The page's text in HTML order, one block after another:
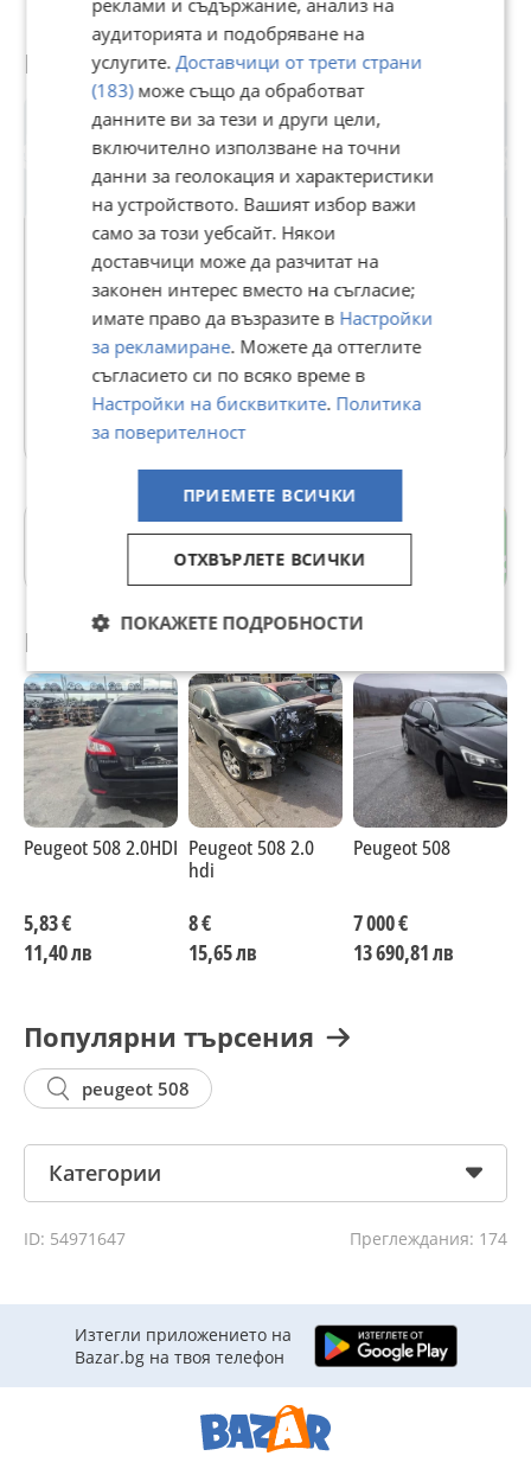
Потребител
АВТО НОВА
В Bazar.BG от 13 август 2013г.
Последно активен вчера в 20:52 ч.
58 Обяви
гр. Пазарджик
Препоръчани за теб
Peugeot 508 2.0HDI
5,83 €
11,40 лв
Peugeot 508 2.0
hdi
8 €
15,65 лв
Peugeot 508
7 000 €
13 690,81 лв
Популярни търсения
peugeot 508
Категории
ID: 54971647 Преглеждания: 174
Изтегли приложението на
Bazar.bg на твоя телефон
аудиторията и подобряване на
услугите. Доставчици от трети страни
(183)може също да обработват
данните ви за тези и други цели,
включително използване на точни
данни за геолокация и характеристики
на устройството. Вашият избор важи
само за този уебсайт. Някои
доставчици може да разчитат на
законен интерес вместо на съгласие;
имате право да възразите в Настройки
за рекламиране. Можете да оттеглите
съгласието си по всяко време в
Настройки на бисквитките. Политика
за поверителност
ПРИЕМЕТЕ ВСИЧКИ
ОТХВЪРЛЕТЕ ВСИЧКИ
ПОКАЖЕТЕ ПОДРОБНОСТИ